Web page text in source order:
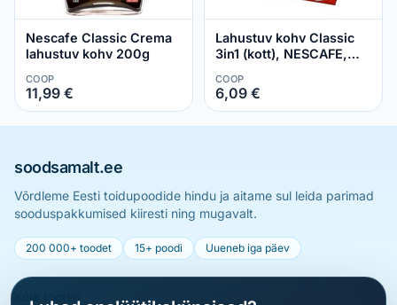
Nescafe Classic Crema
lahustuv kohv 200g
COOP
11,99 €
Lahustuv kohv Classic
3in1 (kott), NESCAFE,
COOP
6,09 €
soodsamalt.ee
Võrdleme Eesti toidupoodide hindu ja aitame sul leida parimad
sooduspakkumised kiiresti ning mugavalt.
200 000+ toodet 15+ poodi Uueneb iga päev